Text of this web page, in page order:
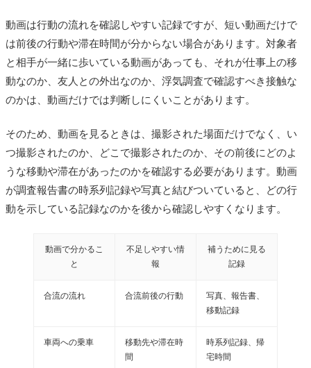
動画は行動の流れを確認しやすい記録ですが、短い動画だけで
は前後の行動や滞在時間が分からない場合があります。対象者
と相手が一緒に歩いている動画があっても、それが仕事上の移
動なのか、友人との外出なのか、浮気調査で確認すべき接触な
のかは、動画だけでは判断しにくいことがあります。
そのため、動画を見るときは、撮影された場面だけでなく、い
つ撮影されたのか、どこで撮影されたのか、その前後にどのよ
うな移動や滞在があったのかを確認する必要があります。動画
が調査報告書の時系列記録や写真と結びついていると、どの行
動を示している記録なのかを後から確認しやすくなります。
動画で分かるこ
と
不足しやすい情
報
補うために見る
記録
合流の流れ 合流前後の行動
写真、報告書、
移動記録
車両への乗車
移動先や滞在時
間
時系列記録、帰
宅時間